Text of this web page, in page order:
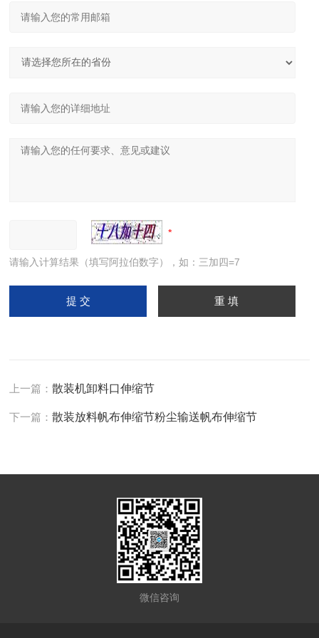
请输入计算结果（填写阿拉伯数字），如：三加四=7
上一篇：散装机卸料口伸缩节
下一篇：散装放料帆布伸缩节粉尘输送帆布伸缩节
微信咨询